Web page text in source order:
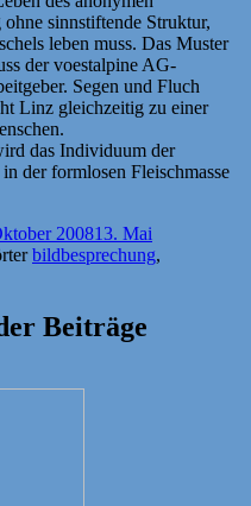
sinnstiftende Struktur,
leben muss. Das Muster
der voestalpine AG-
Segen und Fluch
Linz gleichzeitig zu einer
das Individuum der
der formlosen Fleischmasse
200813. Mai
bildbesprechung,
Beiträge